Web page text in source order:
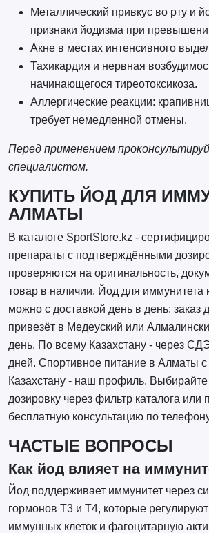
Металлический привкус во рту и
признаки йодизма при
Акне в местах интенсивного
Тахикардия и нервная
начинающегося тиреотоксикоза.
Аллергические реакции:
требует немедленной отмены.
Перед применением
специалистом.
КУПИТЬ ЙОД ДЛЯ
АЛМАТЫ
В каталоге SportStore.kz -
препараты с подтверждёнными
проверяются на оригинальность,
товар в наличии. Йод для иммунитета
можно с доставкой день в день: заказ
привезёт в Медеуский или
день. По всему Казахстану - через
дней. Спортивное питание в Алматы с
Казахстану - наш профиль.
дозировку через фильтр каталога или
бесплатную консультацию по
ЧАСТЫЕ ВОПРОСЫ
Как йод влияет на
Йод поддерживает иммунитет через
гормонов Т3 и Т4, которые
иммунных клеток и фагоцитарную